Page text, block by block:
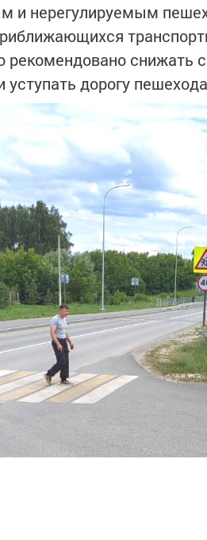
и нерегулируемым
рекомендовано снижать
уступать дорогу